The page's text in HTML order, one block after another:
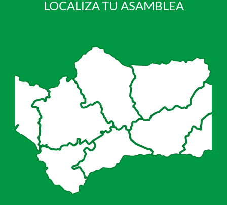
LOCALIZA TU ASAMBLEA